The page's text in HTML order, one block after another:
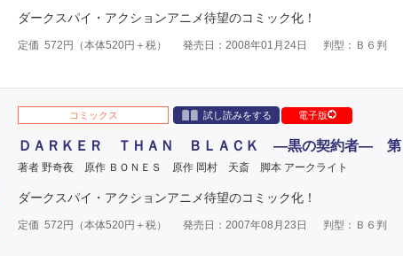
ダークスパイ・アクションアニメ待望のコミック化！
定価 572 円（本体520円＋税） 発売日：2008年01月24日 判型：Ｂ６判
コミックス 試し読みをする 電子版
ＤＡＲＫＥＲ ＴＨＡＮ ＢＬＡＣＫ ―黒の契約者― 第
著者 野奇夜 原作 ＢＯＮＥＳ 原作 岡村 天斎 脚本 アークライト
ダークスパイ・アクションアニメ待望のコミック化！
定価 572 円（本体520円＋税） 発売日：2007年08月23日 判型：Ｂ６判